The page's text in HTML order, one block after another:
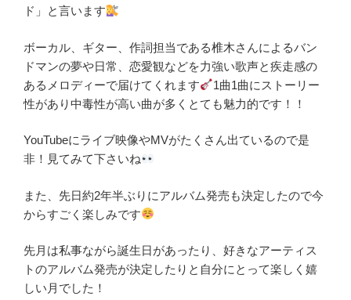
ド」と言います
ボーカル、ギター、作詞担当である椎木さんによるバン
ドマンの夢や日常、恋愛観などを力強い歌声と疾走感の
あるメロディーで届けてくれます
1曲1曲にストーリー
性があり中毒性が高い曲が多くとても魅力的です！！
YouTubeにライブ映像やMVがたくさん出ているので是
非！見てみて下さいね
また、先日約2年半ぶりにアルバム発売も決定したので今
からすごく楽しみです
先月は私事ながら誕生日があったり、好きなアーティス
トのアルバム発売が決定したりと自分にとって楽しく嬉
しい月でした！